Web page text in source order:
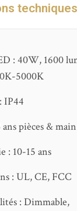
: 40W, 1600
5000K
IP44
ans pièces &
: 10-15 ans
: UL, CE, FCC
: Dimmable,